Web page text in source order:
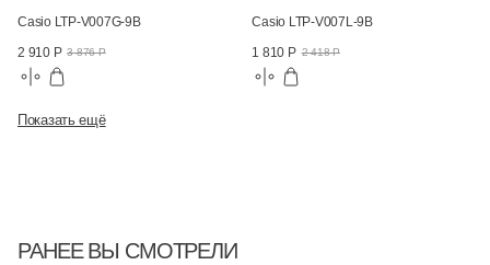
Casio LTP-V007G-9B
2 910 Р 3 876 Р
Casio LTP-V007L-9B
1 810 Р 2 418 Р
Показать ещё
РАНЕЕ ВЫ СМОТРЕЛИ